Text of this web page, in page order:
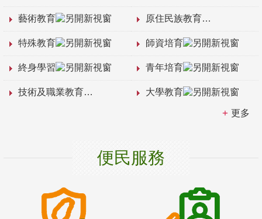
藝術教育 原住民族教育
特殊教育 師資培育
終身學習 青年培育
技術及職業教育 大學教育
更多
便民服務